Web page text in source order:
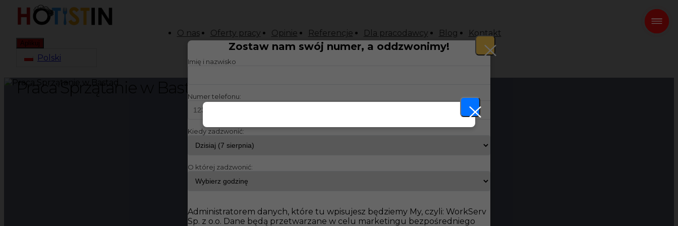
O nas Oferty pracy Opinie Referencje Dla pracodawcy Blog Kontakt
Aplikuj
Polski
Zostaw nam swój numer, a oddzwonimy!
Imię i nazwisko
Numer telefonu:
Kiedy zadzwonić:
O której zadzwonić:
Administratorem danych, które tu wpisujesz będziemy My, czyli: WorkServ
Sp. z o.o. Dane będą przetwarzane w celu marketingu bezpośredniego